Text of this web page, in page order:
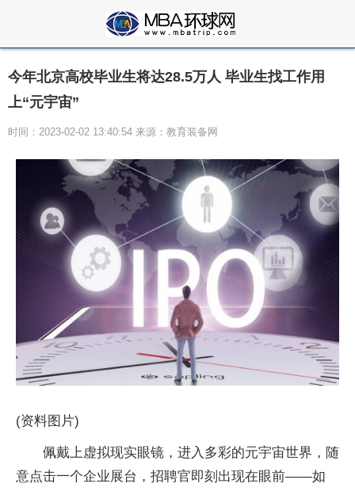
今年北京高校毕业生将达28.5万人 毕业生找工作用
上“元宇宙”
时间：2023-02-02 13:40:54 来源：教育装备网
(资料图片)
佩戴上虚拟现实眼镜，进入多彩的元宇宙世界，随
意点击一个企业展台，招聘官即刻出现在眼前——如